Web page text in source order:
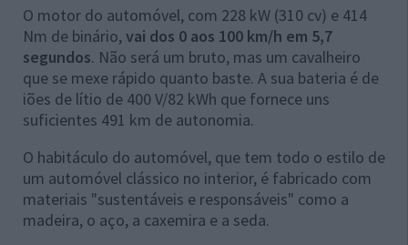
O motor do automóvel, com 228 kW (310 cv) e 414
Nm de binário,vai dos 0 aos 100 km/h em 5,7
segundos. Não será um bruto, mas um cavalheiro
que se mexe rápido quanto baste. A sua bateria é de
iões de lítio de 400 V/82 kWh que fornece uns
suficientes 491 km de autonomia.
O habitáculo do automóvel, que tem todo o estilo de
um automóvel clássico no interior, é fabricado com
materiais "sustentáveis e responsáveis" como a
madeira, o aço, a caxemira e a seda.